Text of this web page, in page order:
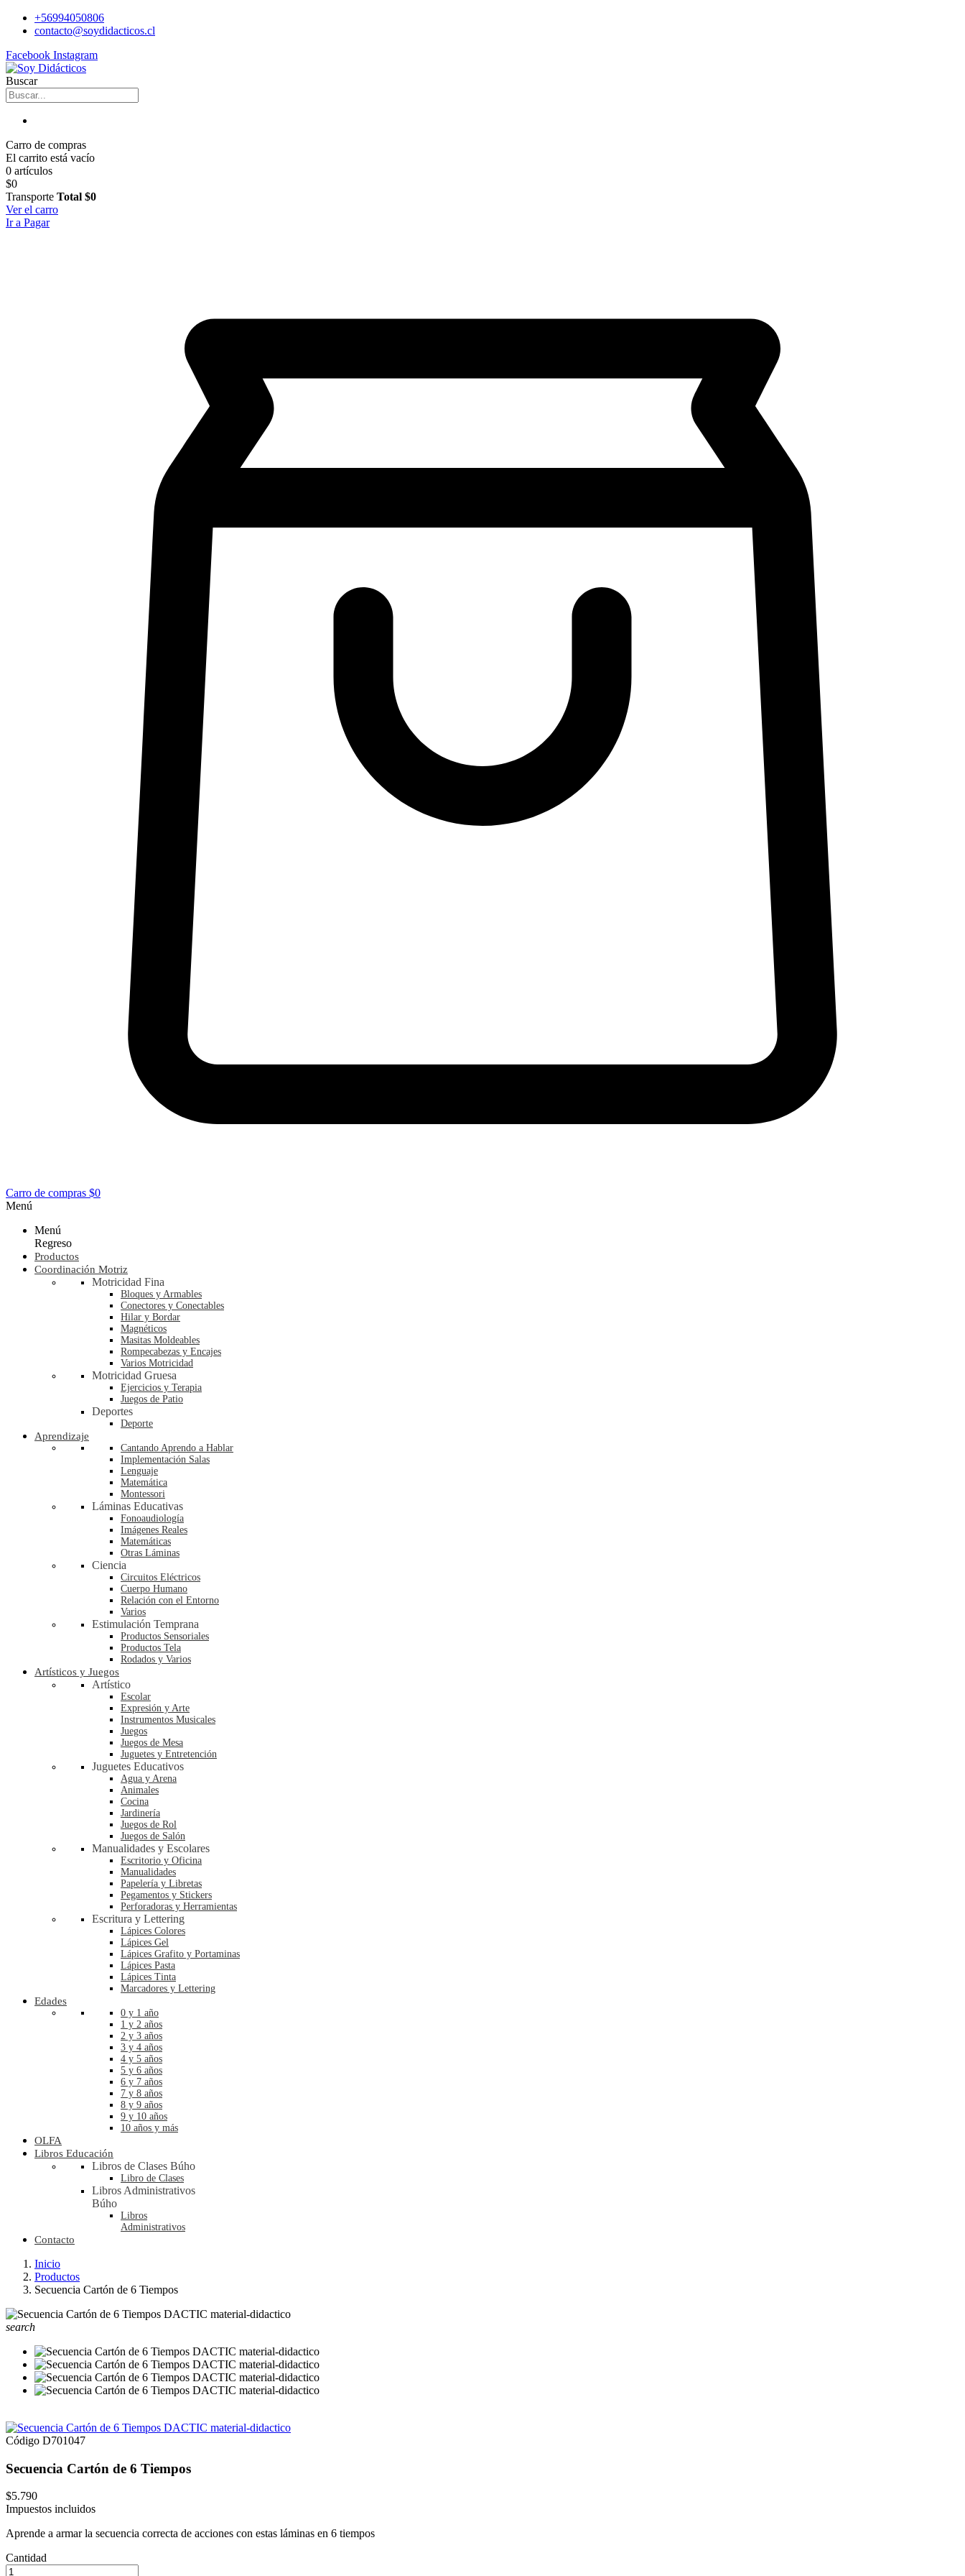
+56994050806
contacto@soydidacticos.cl
Facebook Instagram
Buscar
Carro de compras
El carrito está vacío
0 artículos
$0
Transporte Total $0
Ver el carro
Ir a Pagar
Carro de compras $0
Menú
Menú
Regreso
Productos
Coordinación Motriz
Motricidad Fina
Bloques y Armables
Conectores y Conectables
Hilar y Bordar
Magnéticos
Masitas Moldeables
Rompecabezas y Encajes
Varios Motricidad
Motricidad Gruesa
Ejercicios y Terapia
Juegos de Patio
Deportes
Deporte
Aprendizaje
Cantando Aprendo a Hablar
Implementación Salas
Lenguaje
Matemática
Montessori
Láminas Educativas
Fonoaudiología
Imágenes Reales
Matemáticas
Otras Láminas
Ciencia
Circuitos Eléctricos
Cuerpo Humano
Relación con el Entorno
Varios
Estimulación Temprana
Productos Sensoriales
Productos Tela
Rodados y Varios
Artísticos y Juegos
Artístico
Escolar
Expresión y Arte
Instrumentos Musicales
Juegos
Juegos de Mesa
Juguetes y Entretención
Juguetes Educativos
Agua y Arena
Animales
Cocina
Jardinería
Juegos de Rol
Juegos de Salón
Manualidades y Escolares
Escritorio y Oficina
Manualidades
Papelería y Libretas
Pegamentos y Stickers
Perforadoras y Herramientas
Escritura y Lettering
Lápices Colores
Lápices Gel
Lápices Grafito y Portaminas
Lápices Pasta
Lápices Tinta
Marcadores y Lettering
Edades
0 y 1 año
1 y 2 años
2 y 3 años
3 y 4 años
4 y 5 años
5 y 6 años
6 y 7 años
7 y 8 años
8 y 9 años
9 y 10 años
10 años y más
OLFA
Libros Educación
Libros de Clases Búho
Libro de Clases
Libros Administrativos
Búho
Libros
Administrativos
Contacto
Inicio
Productos
Secuencia Cartón de 6 Tiempos
search
Código D701047
Secuencia Cartón de 6 Tiempos
$5.790
Impuestos incluidos
Aprende a armar la secuencia correcta de acciones con estas láminas en 6 tiempos
Cantidad